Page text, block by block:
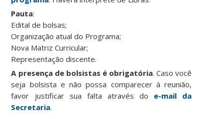
Pauta:
Edital de bolsas;
Organização atual do Programa;
Nova Matriz Curricular;
Representação discente.
A presença de bolsistas é obrigatória. Caso você
seja bolsista e não possa comparecer à reunião,
favor justificar sua falta através do e-mail da
Secretaria.